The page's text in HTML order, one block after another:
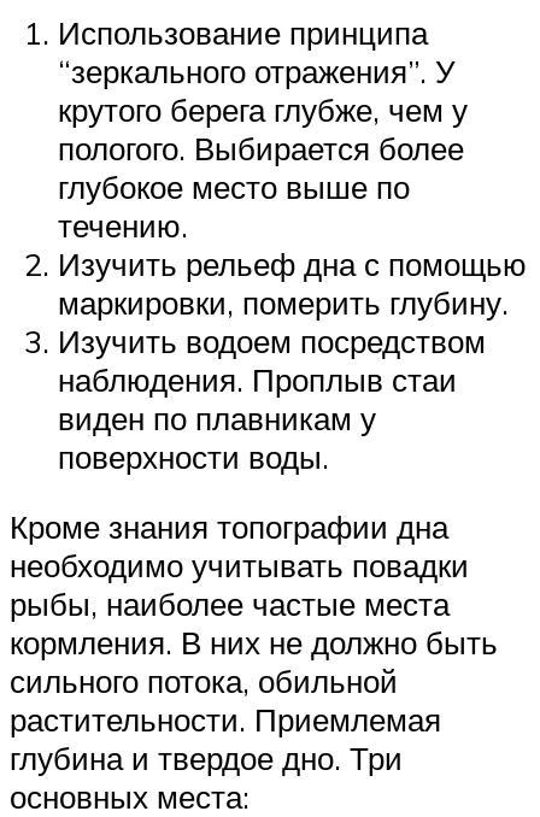
Использование принципа
“зеркального отражения”. У
крутого берега глубже, чем у
пологого. Выбирается более
глубокое место выше по
течению.
Изучить рельеф дна с помощью
маркировки, померить глубину.
Изучить водоем посредством
наблюдения. Проплыв стаи
виден по плавникам у
поверхности воды.
Кроме знания топографии дна
необходимо учитывать повадки
рыбы, наиболее частые места
кормления. В них не должно быть
сильного потока, обильной
растительности. Приемлемая
глубина и твердое дно. Три
основных места: